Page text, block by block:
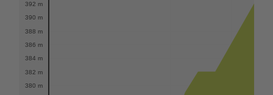
380 m
382 m
384 m
386 m
388 m
390 m
392 m